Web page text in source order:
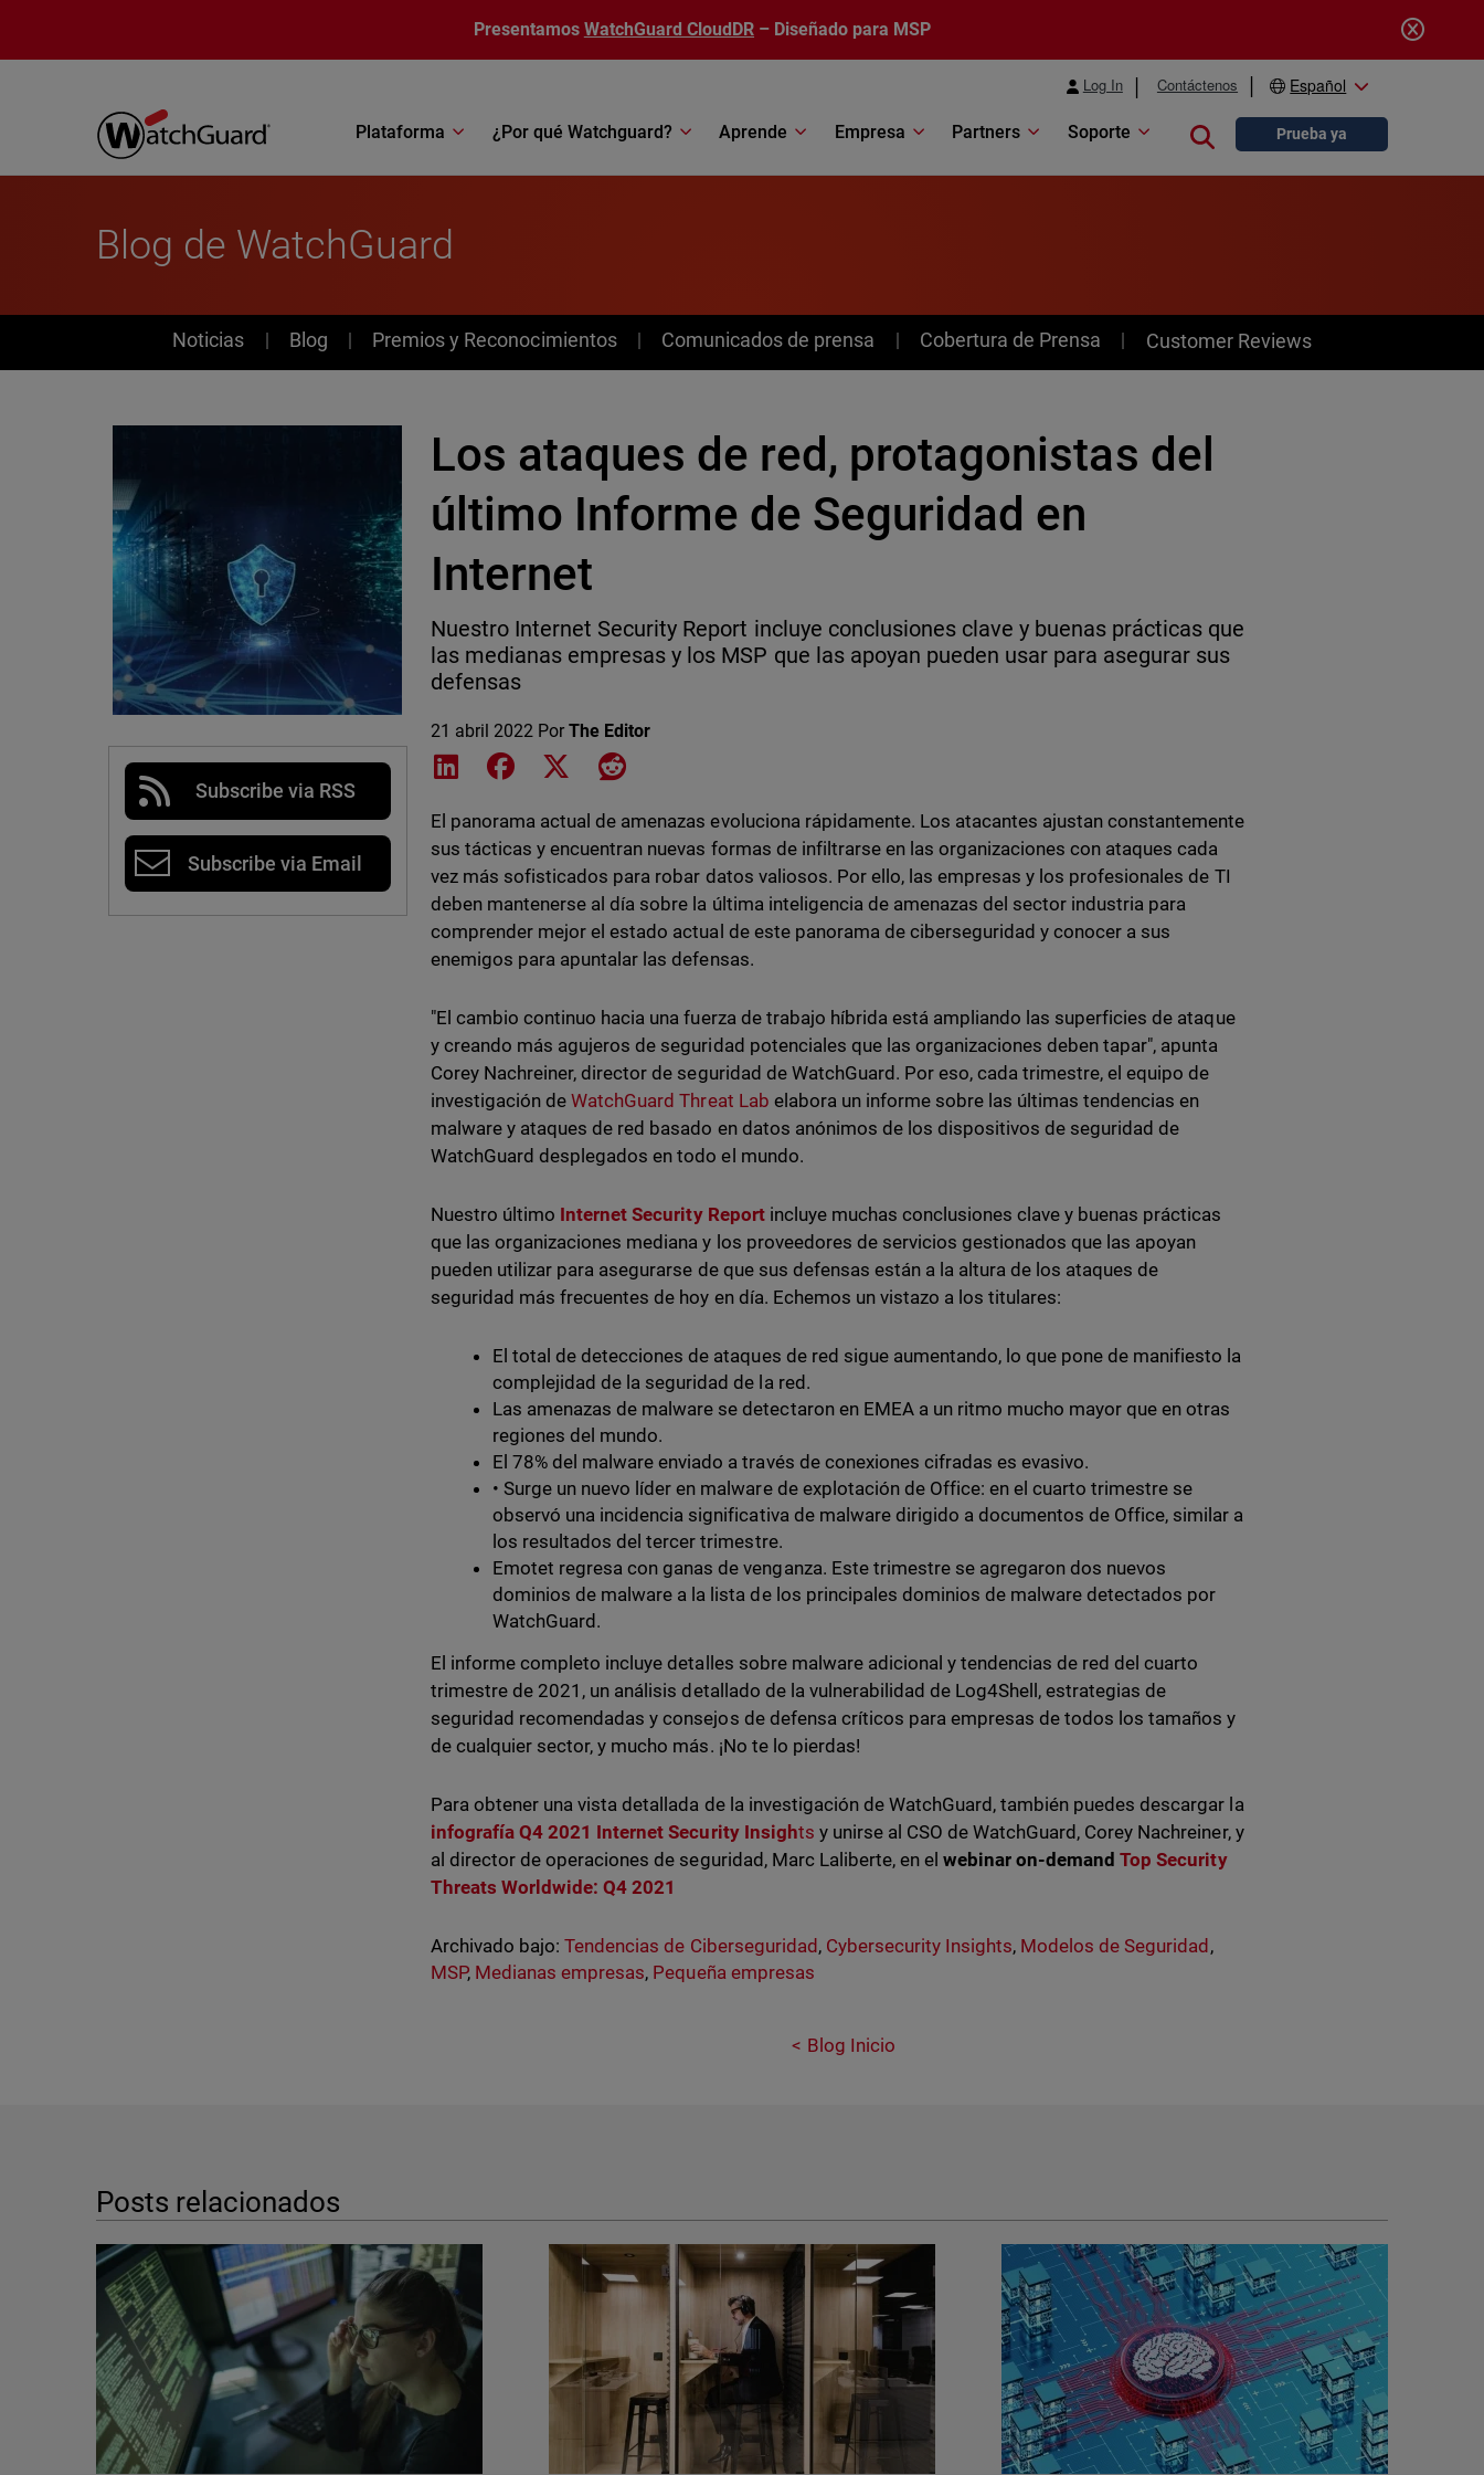
Presentamos WatchGuard CloudDR – Diseñado para MSP
Log In Contáctenos Español
Plataforma ¿Por qué Watchguard? Aprende Empresa Partners Soporte Close searchPrueba ya
Blog de WatchGuard
News
Noticias Blog Premios y Reconocimientos Comunicados de prensa Cobertura de Prensa Customer Reviews
Subscribe via RSS
Subscribe via Email
Los ataques de red, protagonistas del
último Informe de Seguridad en
Internet
Nuestro Internet Security Report incluye conclusiones clave y buenas prácticas que
las medianas empresas y los MSP que las apoyan pueden usar para asegurar sus
defensas
21 abril 2022 PorThe Editor
Share on LinkedIn
Share on Facebook
Share on XShare on Reddit
El panorama actual de amenazas evoluciona rápidamente. Los atacantes ajustan constantemente
sus tácticas y encuentran nuevas formas de infiltrarse en las organizaciones con ataques cada
vez más sofisticados para robar datos valiosos. Por ello, las empresas y los profesionales de TI
deben mantenerse al día sobre la última inteligencia de amenazas del sector industria para
comprender mejor el estado actual de este panorama de ciberseguridad y conocer a sus
enemigos para apuntalar las defensas.
"El cambio continuo hacia una fuerza de trabajo híbrida está ampliando las superficies de ataque
y creando más agujeros de seguridad potenciales que las organizaciones deben tapar", apunta
Corey Nachreiner, director de seguridad de WatchGuard. Por eso, cada trimestre, el equipo de
investigación deWatchGuard Threat Lab elabora un informe sobre las últimas tendencias en
malware y ataques de red basado en datos anónimos de los dispositivos de seguridad de
WatchGuard desplegados en todo el mundo.
Nuestro último Internet Security Report incluye muchas conclusiones clave y buenas prácticas
que las organizaciones mediana y los proveedores de servicios gestionados que las apoyan
pueden utilizar para asegurarse de que sus defensas están a la altura de los ataques de
seguridad más frecuentes de hoy en día. Echemos un vistazo a los titulares:
El total de detecciones de ataques de red sigue aumentando, lo que pone de manifiesto la
complejidad de la seguridad de la red.
Las amenazas de malware se detectaron en EMEA a un ritmo mucho mayor que en otras
regiones del mundo.
El 78% del malware enviado a través de conexiones cifradas es evasivo.
• Surge un nuevo líder en malware de explotación de Office: en el cuarto trimestre se
observó una incidencia significativa de malware dirigido a documentos de Office, similar a
los resultados del tercer trimestre.
Emotet regresa con ganas de venganza. Este trimestre se agregaron dos nuevos
dominios de malware a la lista de los principales dominios de malware detectados por
WatchGuard.
El informe completo incluye detalles sobre malware adicional y tendencias de red del cuarto
trimestre de 2021, un análisis detallado de la vulnerabilidad de Log4Shell, estrategias de
seguridad recomendadas y consejos de defensa críticos para empresas de todos los tamaños y
de cualquier sector, y mucho más. ¡No te lo pierdas!
Para obtener una vista detallada de la investigación de WatchGuard, también puedes descargar la
infografía Q4 2021 Internet Security Insights y unirse al CSO de WatchGuard, Corey Nachreiner, y
al director de operaciones de seguridad, Marc Laliberte, en elwebinar on-demand Top Security
Threats Worldwide: Q4 2021
Archivado bajo: Tendencias de Ciberseguridad , Cybersecurity Insights, Modelos de Seguridad ,
MSP, Medianas empresas, Pequeña empresas
Blog Inicio
Posts relacionados